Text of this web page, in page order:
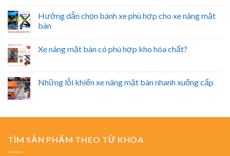
Hướng dẫn chọn bánh xe phù hợp cho xe nâng mặt
bàn
Xe nâng mặt bàn có phù hợp kho hóa chất?
Những lỗi khiến xe nâng mặt bàn nhanh xuống cấp
TÌM SẢN PHẨM THEO TỪ KHÓA